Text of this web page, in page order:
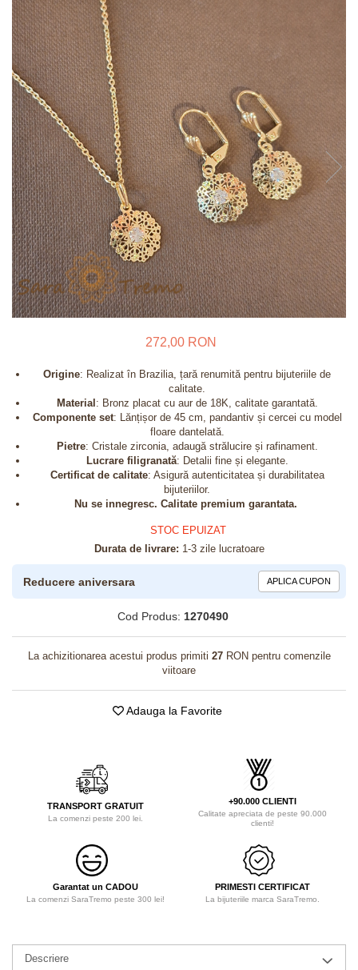
Bijuterii pentru barbati
Inele
Lanturi
Bratari
Talismane
Verighete
Bijuterii din argint placate cu aur
24K
272,00 RON
Origine: Realizat în Brazilia, țară renumită pentru bijuteriile de
calitate.
Material : Bronz placat cu aur de 18K, calitate garantată.
Componente set: Lănțișor de 45 cm, pandantiv și cercei cu model
floare dantelată.
Pietre: Cristale zirconia, adaugă strălucire și rafinament.
Lucrare filigranată: Detalii fine și elegante.
Certificat de calitate: Asigură autenticitatea și durabilitatea
bijuteriilor.
Nu se innegresc. Calitate premium garantata.
STOC EPUIZAT
Durata de livrare: 1-3 zile lucratoare
Reducere aniversara APLICA CUPON
Cod Produs: 1270490
La achizitionarea acestui produs primiti 27RON pentru comenzile
viitoare
Adauga la Favorite
TRANSPORT GRATUIT
La comenzi peste 200 lei.
+90.000 CLIENTI
Calitate apreciata de peste 90.000
clienti!
Garantat un CADOU
La comenzi SaraTremo peste 300 lei!
PRIMESTI CERTIFICAT
La bijuteriile marca SaraTremo.
Descriere